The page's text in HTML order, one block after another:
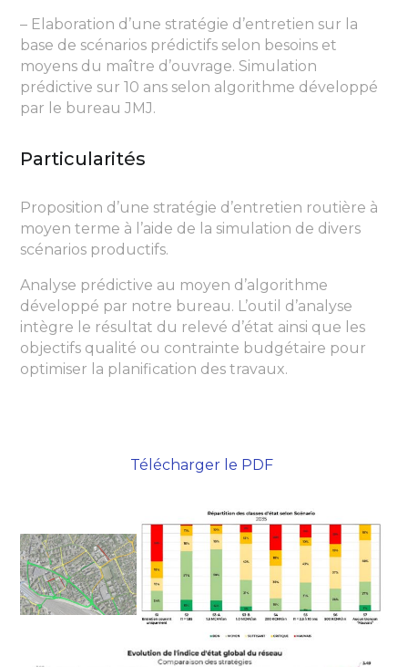
– Elaboration d’une stratégie d’entretien sur la
base de scénarios prédictifs selon besoins et
moyens du maître d’ouvrage. Simulation
prédictive sur 10 ans selon algorithme développé
par le bureau JMJ.
Particularités
Proposition d’une stratégie d’entretien routière à
moyen terme à l’aide de la simulation de divers
scénarios productifs.
Analyse prédictive au moyen d’algorithme
développé par notre bureau. L’outil d’analyse
intègre le résultat du relevé d’état ainsi que les
objectifs qualité ou contrainte budgétaire pour
optimiser la planification des travaux.
Télécharger le PDF